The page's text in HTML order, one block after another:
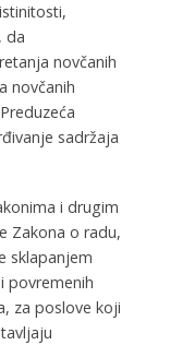
da
novčanih
novčanih
sadržaja
i drugim
Zakona o radu,
sklapanjem
povremenih
za poslove koji